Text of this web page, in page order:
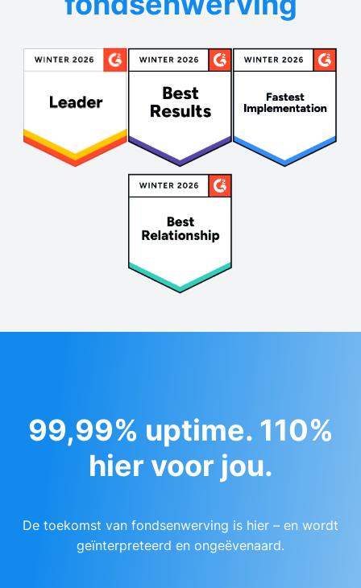
99,99% uptime. 110%
hier voor jou.
De toekomst van fondsenwerving is hier – en wordt
geïnterpreteerd en ongeëvenaard.